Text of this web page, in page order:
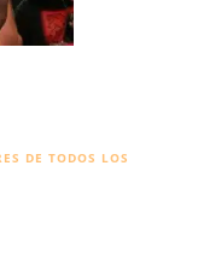
DE TODOS LOS